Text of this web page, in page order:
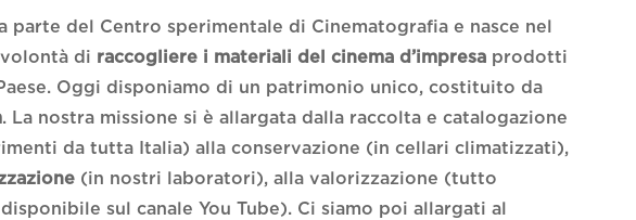
parte del Centro sperimentale di Cinematografia e nasce nel
di raccogliere i materiali del cinema d’impresa prodotti
Oggi disponiamo di un patrimonio unico, costituito da
. La nostra missione si è allargata dalla raccolta e catalogazione
da tutta Italia) alla conservazione (in cellari climatizzati),
(in nostri laboratori), alla valorizzazione (tutto
sul canale You Tube). Ci siamo poi allargati al